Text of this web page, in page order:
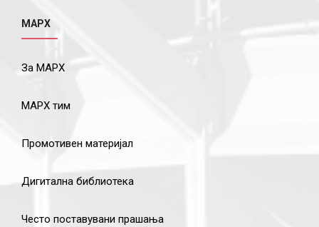
МАРХ
За МАРХ
МАРХ тим
Промотивен материјал
Дигитална библиотека
Често поставувани прашања